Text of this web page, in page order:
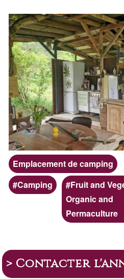
Type
d'hébergement
Emplacement de camping
Mots-
clés
Camping
Fruit and
Organic and
Permaculture
> Contacter